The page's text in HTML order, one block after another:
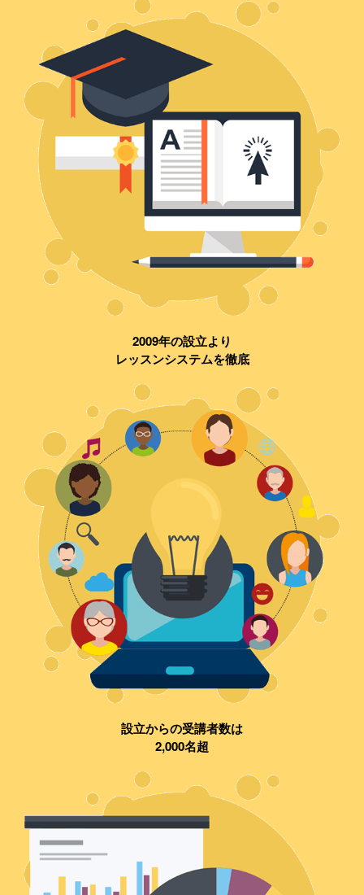
2009年の設立より
レッスンシステムを徹底
設立からの受講者数は
2,000名超